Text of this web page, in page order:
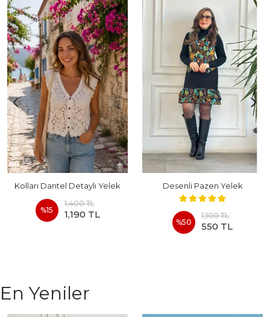
Kolları Dantel Detaylı Yelek
%15
1,400 TL
1,190 TL
Desenli Pazen Yelek
%50
1,100 TL
550 TL
En Yeniler